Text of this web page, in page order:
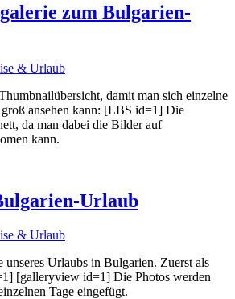
zum Bulgarien-
& Urlaub
damit man sich einzelne
ansehen kann: [LBS id=1] Die
da man dabei die Bilder auf
kann.
Urlaub
& Urlaub
unseres Urlaubs in Bulgarien. Zuerst als
[galleryview id=1] Die Photos werden
Tage eingefügt.